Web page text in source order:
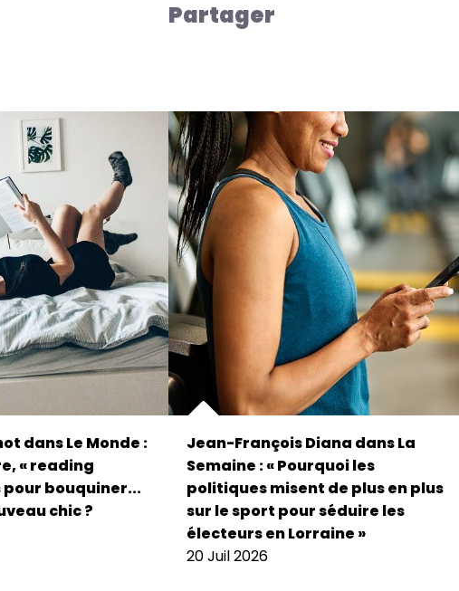
Partager
dans Le Monde :
« reading
pour bouquiner...
chic ?
Jean-François Diana dans La
Semaine : « Pourquoi les
politiques misent de plus en plus
sur le sport pour séduire les
électeurs en Lorraine »
20 Juil 2026